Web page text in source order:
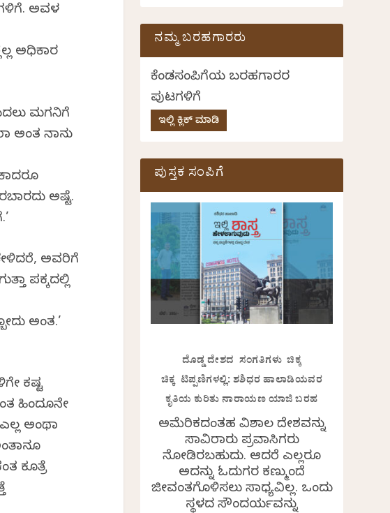
ಅವಳ
ಅಧಿಕಾರ
ಮಗನಿಗೆ
ಅಂತ ನಾನು
ಅಷ್ಟೆ.
ಅವರಿಗೆ
ಪಕ್ಕದಲ್ಲಿ
ಅಂತ.’
ಕಷ್ಟ
ಹಿಂದೂನೇ
ಅಂಥಾ
ಕೂತ್ರೆ
ನಮ್ಮ ಬರಹಗಾರರು
ಕೆಂಡಸಂಪಿಗೆಯ ಬರಹಗಾರರ
ಪುಟಗಳಿಗೆ
ಇಲ್ಲಿ ಕ್ಲಿಕ್ ಮಾಡಿ
ಪುಸ್ತಕ ಸಂಪಿಗೆ
ದೊಡ್ಡ ದೇಶದ ಸಂಗತಿಗಳು ಚಿಕ್ಕ
ಚಿಕ್ಕ ಟಿಪ್ಪಣಿಗಳಲ್ಲಿ: ಶಶಿಧರ ಹಾಲಾಡಿಯವರ
ಕೃತಿಯ ಕುರಿತು ನಾರಾಯಣ ಯಾಜಿ ಬರಹ
ಅಮೆರಿಕದಂತಹ ವಿಶಾಲ ದೇಶವನ್ನು
ಸಾವಿರಾರು ಪ್ರವಾಸಿಗರು
ನೋಡಿರಬಹುದು. ಆದರೆ ಎಲ್ಲರೂ
ಅದನ್ನು ಓದುಗರ ಕಣ್ಮುಂದೆ
ಜೀವಂತಗೊಳಿಸಲು ಸಾಧ್ಯವಿಲ್ಲ. ಒಂದು
ಸ್ಥಳದ ಸೌಂದರ್ಯವನ್ನು